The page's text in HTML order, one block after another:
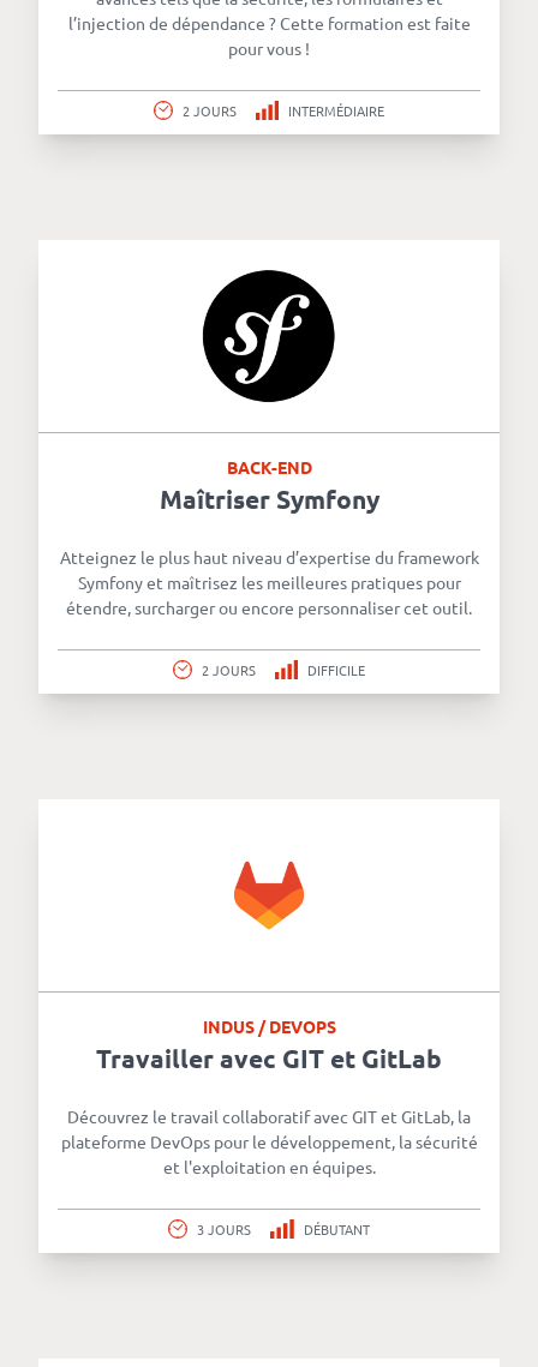
l’injection de dépendance ? Cette formation est faite
pour vous !
2 JOURS INTERMÉDIAIRE
BACK-END
Maîtriser Symfony
Atteignez le plus haut niveau d’expertise du framework
Symfony et maîtrisez les meilleures pratiques pour
étendre, surcharger ou encore personnaliser cet outil.
2 JOURS DIFFICILE
INDUS / DEVOPS
Travailler avec GIT et GitLab
Découvrez le travail collaboratif avec GIT et GitLab, la
plateforme DevOps pour le développement, la sécurité
et l'exploitation en équipes.
3 JOURS DÉBUTANT